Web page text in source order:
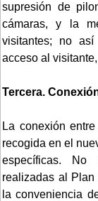
supresión de
cámaras, y la
visitantes; no
acceso al
Tercera.
La conexión
recogida en el
específicas. No
realizadas al
la conveniencia